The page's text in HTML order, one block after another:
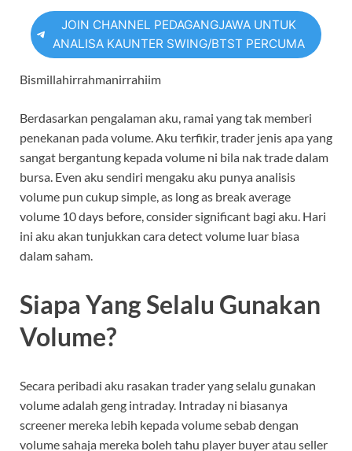
JOIN CHANNEL PEDAGANGJAWA UNTUK
ANALISA KAUNTER SWING/BTST PERCUMA
Bismillahirrahmanirrahiim
Berdasarkan pengalaman aku, ramai yang tak memberi
penekanan pada volume. Aku terfikir, trader jenis apa yang
sangat bergantung kepada volume ni bila nak trade dalam
bursa. Even aku sendiri mengaku aku punya analisis
volume pun cukup simple, as long as break average
volume 10 days before, consider significant bagi aku. Hari
ini aku akan tunjukkan cara detect volume luar biasa
dalam saham.
Siapa Yang Selalu Gunakan
Volume?
Secara peribadi aku rasakan trader yang selalu gunakan
volume adalah geng intraday. Intraday ni biasanya
screener mereka lebih kepada volume sebab dengan
volume sahaja mereka boleh tahu player buyer atau seller